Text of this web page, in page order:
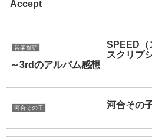
Accept
音楽探訪
SPEED（
スクリプ
～3rdのアルバム感想
河合その子 河合その